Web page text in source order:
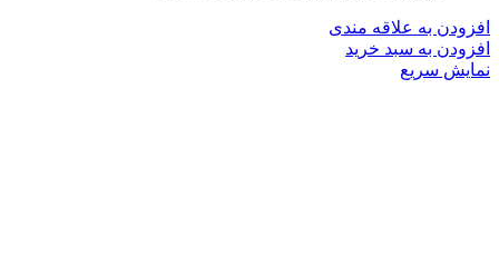
افزودن به علاقه مندی
افزودن به سبد خرید
نمایش سریع